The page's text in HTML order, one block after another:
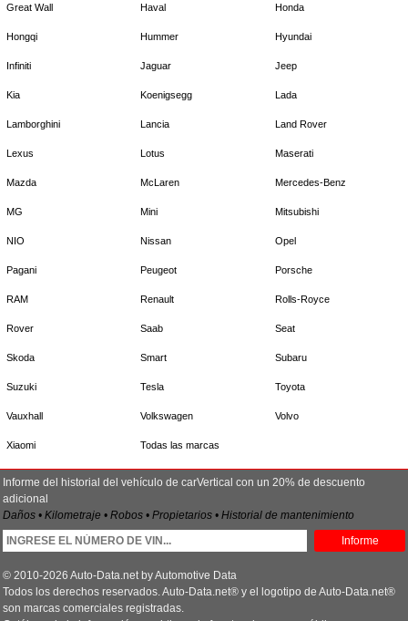
Great Wall Haval Honda
Hongqi Hummer Hyundai
Infiniti Jaguar Jeep
Kia Koenigsegg Lada
Lamborghini Lancia Land Rover
Lexus Lotus Maserati
Mazda McLaren Mercedes-Benz
MG Mini Mitsubishi
NIO Nissan Opel
Pagani Peugeot Porsche
RAM Renault Rolls-Royce
Rover Saab Seat
Skoda Smart Subaru
Suzuki Tesla Toyota
Vauxhall Volkswagen Volvo
Xiaomi Todas las marcas
Informe del historial del vehículo de carVertical con un 20% de descuento
adicional
Daños • Kilometraje • Robos • Propietarios • Historial de mantenimiento
Informe
© 2010-2026 Auto-Data.net by Automotive Data
Todos los derechos reservados. Auto-Data.net® y el logotipo de Auto-Data.net®
son marcas comerciales registradas.